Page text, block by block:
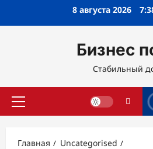
8 августа 2026
Бизнес
Стабильный
Основное
Главная
Uncategorised